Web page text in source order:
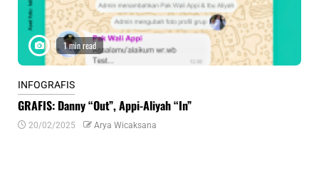
1 min read
INFOGRAFIS
GRAFIS: Danny “Out”, Appi-Aliyah “In”
20/02/2025 Arya Wicaksana